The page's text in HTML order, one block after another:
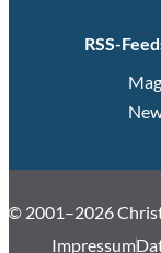
RSS-
© 2001–2026
Impressum